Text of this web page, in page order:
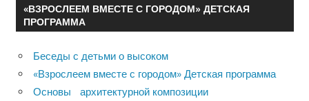
«ВЗРОСЛЕЕМ ВМЕСТЕ С ГОРОДОМ» ДЕТСКАЯ
ПРОГРАММА
Беседы с детьми о высоком
«Взрослеем вместе с городом» Детская программа
Основы архитектурной композиции